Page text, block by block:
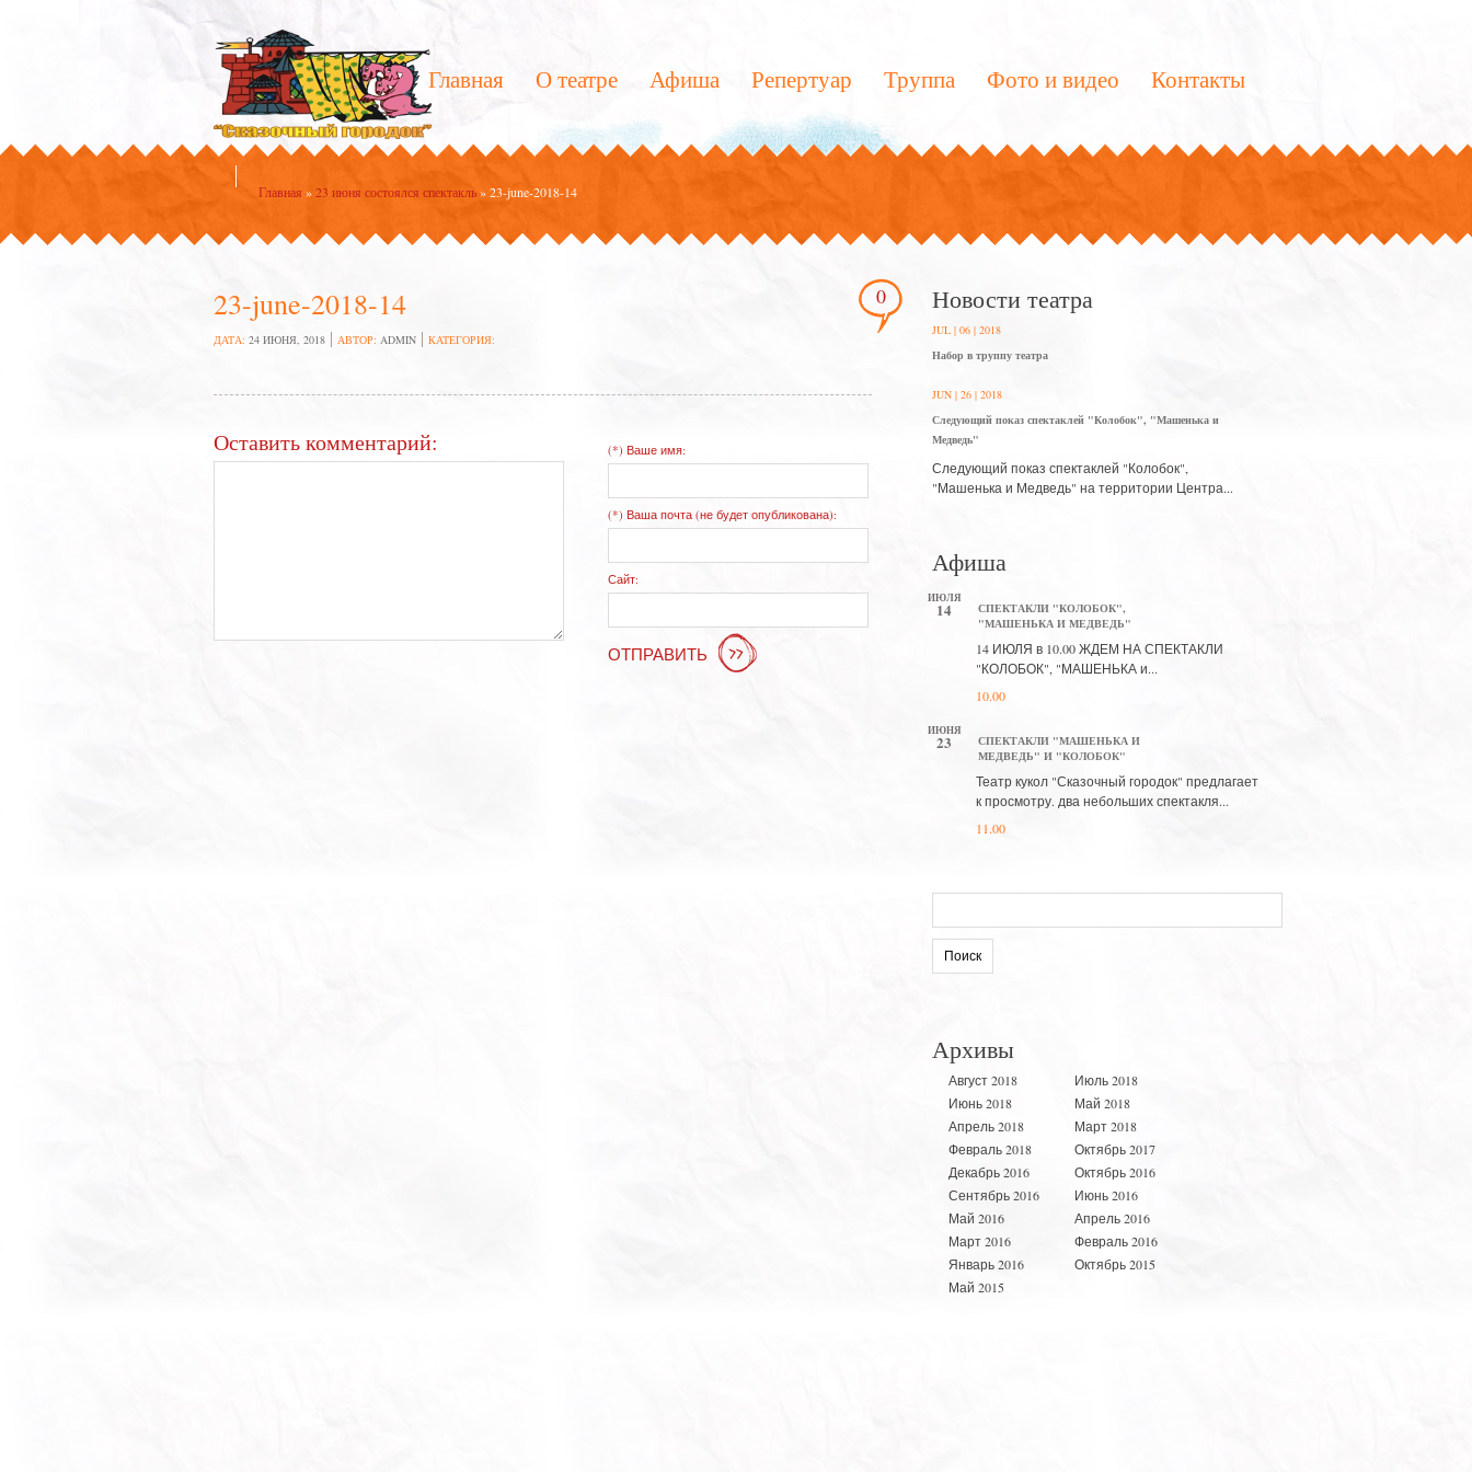
Главная О театре Афиша Репертуар Труппа Фото и видео Контакты
Главная »23 июня состоялся спектакль»23-june-2018-14
23-june-2018-14
ДАТА: 24 ИЮНЯ, 2018 АВТОР: ADMIN КАТЕГОРИЯ:
0
Оставить комментарий: (*) Ваше имя:
(*) Ваша почта (не будет опубликована):
Сайт:
ОТПРАВИТЬ
Новости театра
JUL | 06 | 2018
Набор в труппу театра
JUN | 26 | 2018
Следующий показ спектаклей "Колобок", "Машенька и
Медведь"
Следующий показ спектаклей "Колобок",
"Машенька и Медведь" на территории Центра...
Афиша
ИЮЛЯ
14
СПЕКТАКЛИ "КОЛОБОК",
"МАШЕНЬКА И МЕДВЕДЬ"
14 ИЮЛЯ в 10.00 ЖДЕМ НА СПЕКТАКЛИ
"КОЛОБОК", "МАШЕНЬКА и...
10.00
ИЮНЯ
23
СПЕКТАКЛИ "МАШЕНЬКА И
МЕДВЕДЬ" И "КОЛОБОК"
Театр кукол "Сказочный городок" предлагает
к просмотру. два небольших спектакля...
11.00
Архивы
Август 2018
Июль 2018
Июнь 2018
Май 2018
Апрель 2018
Март 2018
Февраль 2018
Октябрь 2017
Декабрь 2016
Октябрь 2016
Сентябрь 2016
Июнь 2016
Май 2016
Апрель 2016
Март 2016
Февраль 2016
Январь 2016
Октябрь 2015
Май 2015